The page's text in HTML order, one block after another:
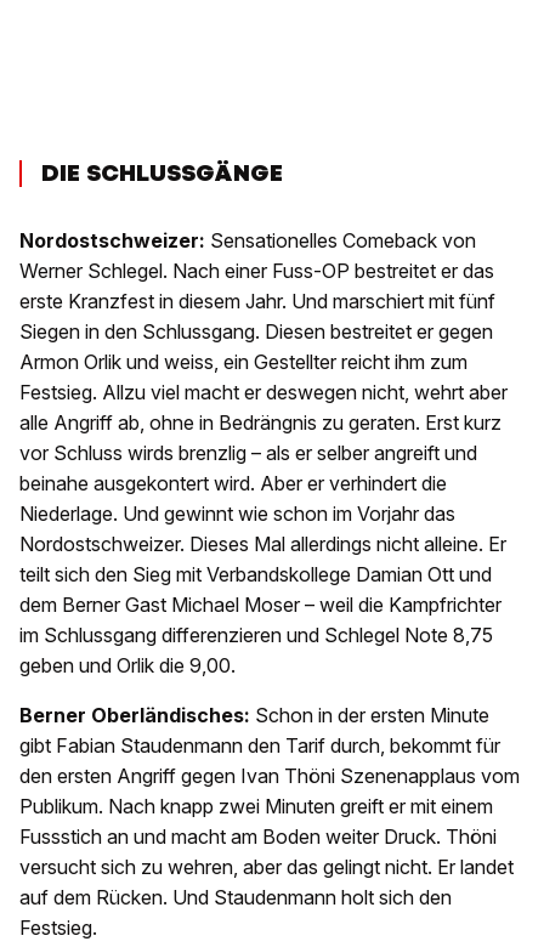
DIE SCHLUSSGÄNGE
Nordostschweizer: Sensationelles Comeback von
Werner Schlegel. Nach einer Fuss-OP bestreitet er das
erste Kranzfest in diesem Jahr. Und marschiert mit fünf
Siegen in den Schlussgang. Diesen bestreitet er gegen
Armon Orlik und weiss, ein Gestellter reicht ihm zum
Festsieg. Allzu viel macht er deswegen nicht, wehrt aber
alle Angriff ab, ohne in Bedrängnis zu geraten. Erst kurz
vor Schluss wirds brenzlig – als er selber angreift und
beinahe ausgekontert wird. Aber er verhindert die
Niederlage. Und gewinnt wie schon im Vorjahr das
Nordostschweizer. Dieses Mal allerdings nicht alleine. Er
teilt sich den Sieg mit Verbandskollege Damian Ott und
dem Berner Gast Michael Moser – weil die Kampfrichter
im Schlussgang differenzieren und Schlegel Note 8,75
geben und Orlik die 9,00.
Berner Oberländisches: Schon in der ersten Minute
gibt Fabian Staudenmann den Tarif durch, bekommt für
den ersten Angriff gegen Ivan Thöni Szenenapplaus vom
Publikum. Nach knapp zwei Minuten greift er mit einem
Fussstich an und macht am Boden weiter Druck. Thöni
versucht sich zu wehren, aber das gelingt nicht. Er landet
auf dem Rücken. Und Staudenmann holt sich den
Festsieg.